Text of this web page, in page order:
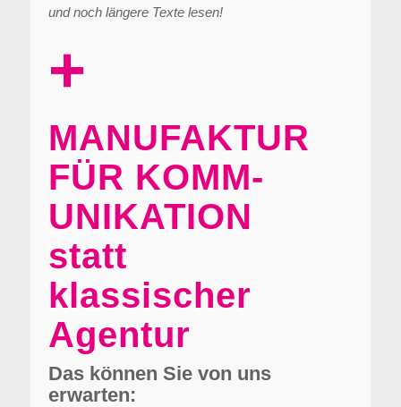
und noch längere Texte lesen!
+
MANUFAKTUR
FÜR KOMM­
UNIKATION
statt
klassischer
Agentur
Das können Sie von uns
erwarten: